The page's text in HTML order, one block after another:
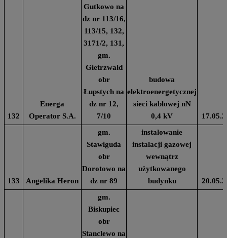
132
Energa
Operator S.A.
Gutkowo na
dz nr 113/16,
113/15, 132,
3171/2, 131,
gm.
Gietrzwałd
obr
Łupstych na
dz nr 12,
7/10
budowa
elektroenergetycznej
sieci kablowej nN
0,4 kV
133 Angelika Heron
gm.
Stawiguda
obr
Dorotowo na
dz nr 89
instalowanie
instalacji gazowej
wewnątrz
użytkowanego
budynku
gm.
Biskupiec
obr
Stanclewo na